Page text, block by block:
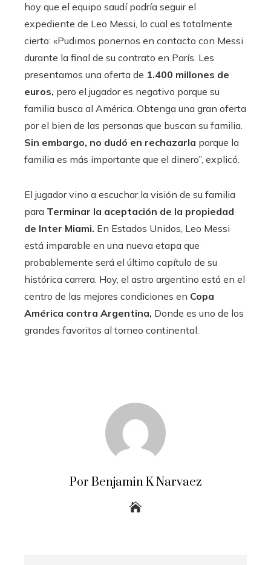
hoy que el equipo saudí podría seguir el
expediente de Leo Messi, lo cual es totalmente
cierto: «Pudimos ponernos en contacto con Messi
durante la final de su contrato en París. Les
presentamos una oferta de 1.400 millones de
euros, pero el jugador es negativo porque su
familia busca al América. Obtenga una gran oferta
por el bien de las personas que buscan su familia.
Sin embargo, no dudó en rechazarla porque la
familia es más importante que el dinero”, explicó.
El jugador vino a escuchar la visión de su familia
para Terminar la aceptación de la propiedad
de Inter Miami. En Estados Unidos, Leo Messi
está imparable en una nueva etapa que
probablemente será el último capítulo de su
histórica carrera. Hoy, el astro argentino está en el
centro de las mejores condiciones en Copa
América contra Argentina, Donde es uno de los
grandes favoritos al torneo continental.
Por Benjamin K Narvaez